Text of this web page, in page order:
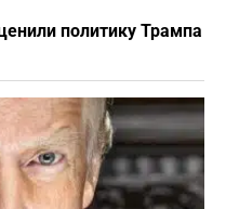
политику Трампа